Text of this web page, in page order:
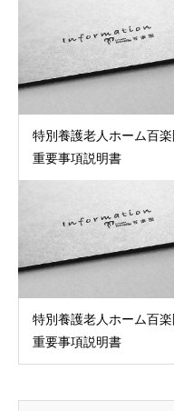
特別養護老人ホーム百
重要事項説明書
特別養護老人ホーム百
重要事項説明書